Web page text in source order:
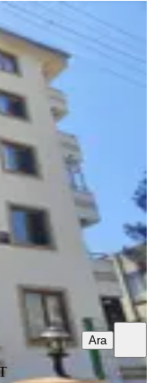
Merkezi
1+1 Daire
Ara